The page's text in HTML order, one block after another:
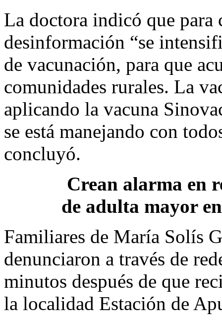
La doctora indicó que para
desinformación “se
de vacunación, para que
comunidades rurales. La
aplicando la vacuna
se está manejando con
concluyó.
Crean alarma en
de adulta mayor
Familiares de María Solís
denunciaron a través de
minutos después de que
la localidad Estación de